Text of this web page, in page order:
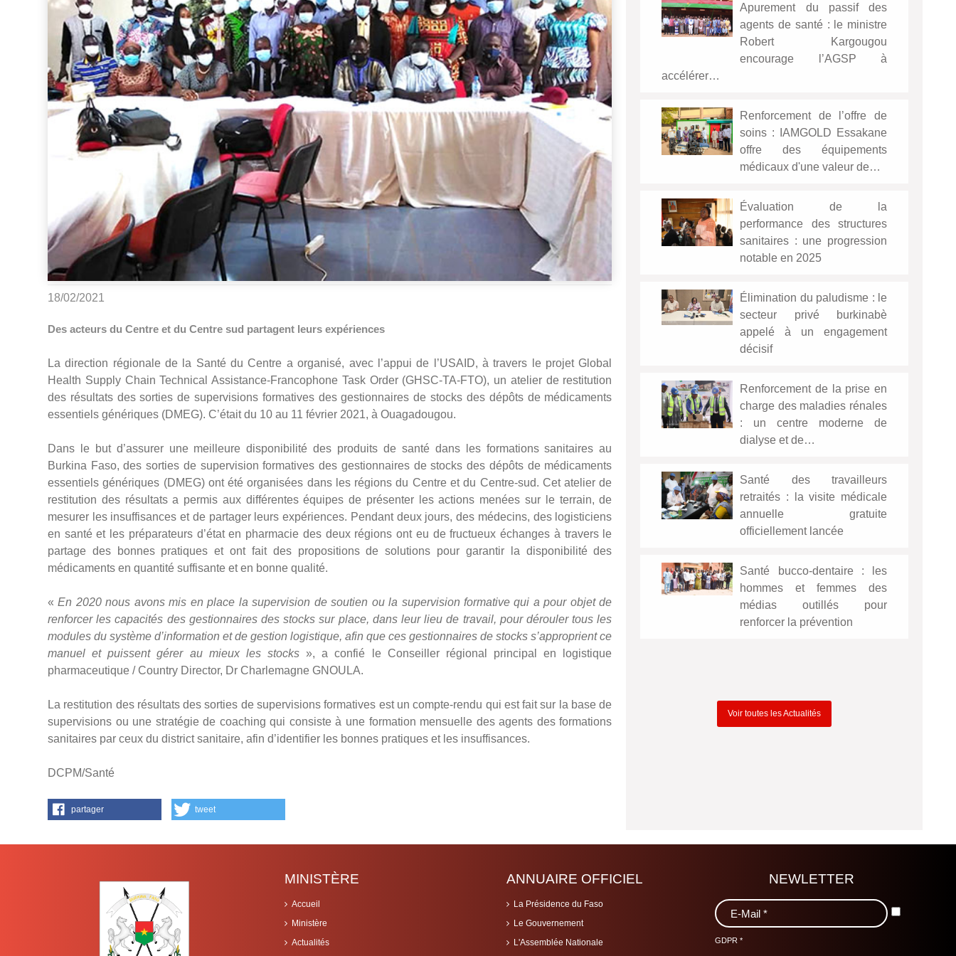
18/02/2021
Des acteurs du Centre et du Centre sud partagent leurs expériences
La direction régionale de la Santé du Centre a organisé, avec l’appui de l’USAID, à travers le projet Global
Health Supply Chain Technical Assistance-Francophone Task Order (GHSC-TA-FTO), un atelier de restitution
des résultats des sorties de supervisions formatives des gestionnaires de stocks des dépôts de médicaments
essentiels génériques (DMEG). C’était du 10 au 11 février 2021, à Ouagadougou.
Dans le but d’assurer une meilleure disponibilité des produits de santé dans les formations sanitaires au
Burkina Faso, des sorties de supervision formatives des gestionnaires de stocks des dépôts de médicaments
essentiels génériques (DMEG) ont été organisées dans les régions du Centre et du Centre-sud. Cet atelier de
restitution des résultats a permis aux différentes équipes de présenter les actions menées sur le terrain, de
mesurer les insuffisances et de partager leurs expériences. Pendant deux jours, des médecins, des logisticiens
en santé et les préparateurs d’état en pharmacie des deux régions ont eu de fructueux échanges à travers le
partage des bonnes pratiques et ont fait des propositions de solutions pour garantir la disponibilité des
médicaments en quantité suffisante et en bonne qualité.
«En 2020 nous avons mis en place la supervision de soutien ou la supervision formative qui a pour objet de
renforcer les capacités des gestionnaires des stocks sur place, dans leur lieu de travail, pour dérouler tous les
modules du système d’information et de gestion logistique, afin que ces gestionnaires de stocks s’approprient ce
manuel et puissent gérer au mieux les stocks », a confié le Conseiller régional principal en logistique
pharmaceutique / Country Director, Dr Charlemagne GNOULA.
La restitution des résultats des sorties de supervisions formatives est un compte-rendu qui est fait sur la base de
supervisions ou une stratégie de coaching qui consiste à une formation mensuelle des agents des formations
sanitaires par ceux du district sanitaire, afin d’identifier les bonnes pratiques et les insuffisances.
DCPM/Santé
partager tweet
Apurement du passif des
agents de santé : le ministre
Robert Kargougou
encourage l’AGSP à
accélérer…
Renforcement de l’offre de
soins : IAMGOLD Essakane
offre des équipements
médicaux d'une valeur de…
Évaluation de la
performance des structures
sanitaires : une progression
notable en 2025
Élimination du paludisme : le
secteur privé burkinabè
appelé à un engagement
décisif
Renforcement de la prise en
charge des maladies rénales
: un centre moderne de
dialyse et de…
Santé des travailleurs
retraités : la visite médicale
annuelle gratuite
officiellement lancée
Santé bucco-dentaire : les
hommes et femmes des
médias outillés pour
renforcer la prévention
Voir toutes les Actualités
MINISTÈRE
Accueil
Ministère
Actualités
ANNUAIRE OFFICIEL
La Présidence du Faso
Le Gouvernement
L'Assemblée Nationale
NEWLETTER
GDPR *